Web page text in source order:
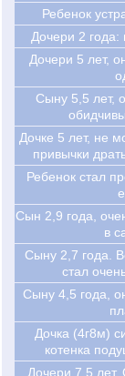
Ребенок
Дочери 2 года:
Дочери 5 лет,
Сыну 5,5 лет,
Дочке 5 лет, не
привычки
Ребенок стал
Cын 2,9 года,
в
Cыну 2,7 года.
стал
Cыну 4,5 года,
Дочка (4г8м)
котенка
Дочери 7,5 лет.